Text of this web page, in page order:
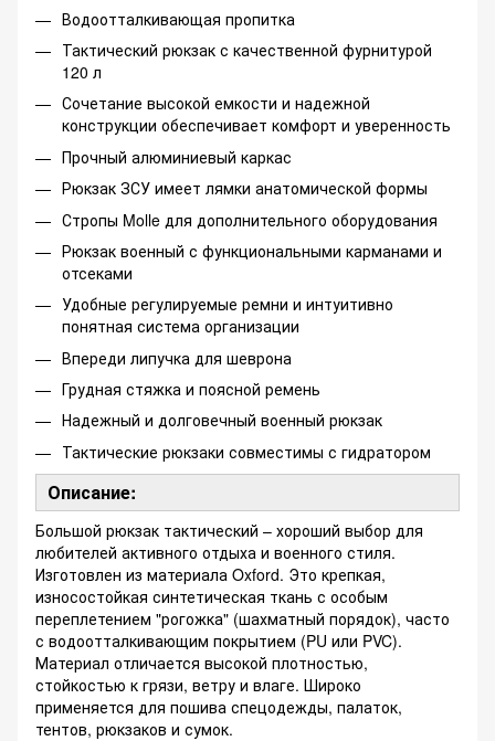
Водоотталкивающая пропитка
Тактический рюкзак с качественной фурнитурой
120 л
Сочетание высокой емкости и надежной
конструкции обеспечивает комфорт и уверенность
Прочный алюминиевый каркас
Рюкзак ЗСУ имеет лямки анатомической формы
Стропы Molle для дополнительного оборудования
Рюкзак военный с функциональными карманами и
отсеками
Удобные регулируемые ремни и интуитивно
понятная система организации
Впереди липучка для шеврона
Грудная стяжка и поясной ремень
Надежный и долговечный военный рюкзак
Тактические рюкзаки совместимы с гидратором
Описание:
Большой рюкзак тактический – хороший выбор для
любителей активного отдыха и военного стиля.
Изготовлен из материала Oxford. Это крепкая,
износостойкая синтетическая ткань с особым
переплетением "рогожка" (шахматный порядок), часто
с водоотталкивающим покрытием (PU или PVC).
Материал отличается высокой плотностью,
стойкостью к грязи, ветру и влаге. Широко
применяется для пошива спецодежды, палаток,
тентов, рюкзаков и сумок.